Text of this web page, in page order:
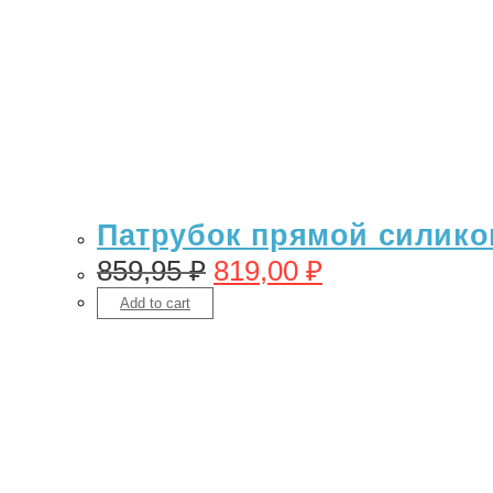
Патрубок прямой
859,95₽ 819,00 ₽
Add to cart